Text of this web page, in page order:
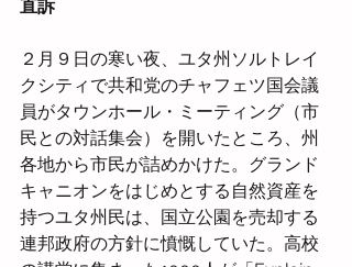
直訴
２月９日の寒い夜、ユタ州ソルトレイ
クシティで共和党のチャフェツ国会議
員がタウンホール・ミーティング（市
民との対話集会）を開いたところ、州
各地から市民が詰めかけた。グランド
キャニオンをはじめとする自然資産を
持つユタ州民は、国立公園を売却する
連邦政府の方針に憤慨していた。高校